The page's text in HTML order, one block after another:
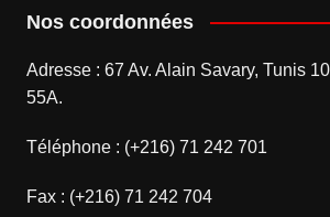
Nos coordonnées
Adresse : 67 Av. Alain Savary, Tunis
55A.
Téléphone : (+216) 71 242 701
Fax : (+216) 71 242 704